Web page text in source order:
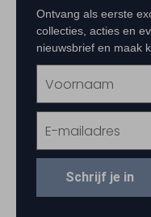
Ontvang als eerste
collecties, acties en
nieuwsbrief en maak
Schrijf je in